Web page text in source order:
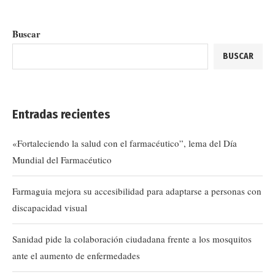
Buscar
BUSCAR
Entradas recientes
«Fortaleciendo la salud con el farmacéutico”, lema del Día
Mundial del Farmacéutico
Farmaguia mejora su accesibilidad para adaptarse a personas con
discapacidad visual
Sanidad pide la colaboración ciudadana frente a los mosquitos
ante el aumento de enfermedades